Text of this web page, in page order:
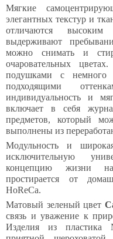
Мягкие
элегантных текстур и
отличаются высоким
выдерживают
можно снимать и
очаровательных
подушками с немного
подходящими
индивидуальность и
включает в себя
предметов, который
выполнены из
Модульность и
исключительную
концепцию жизни
простирается от
HoReCa.
Матовый зеленый цвет
связь и уважение к
Изделия из пластика